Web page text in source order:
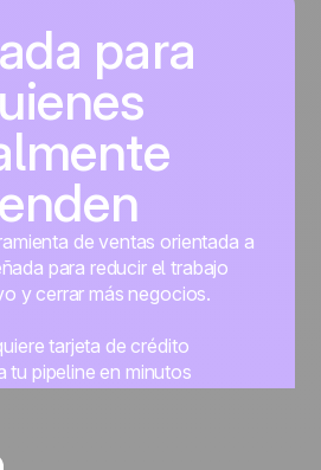
Manage cookies
para
de ventas orientada a
para reducir el trabajo
y cerrar más negocios.
tarjeta de crédito
tu pipeline en minutos